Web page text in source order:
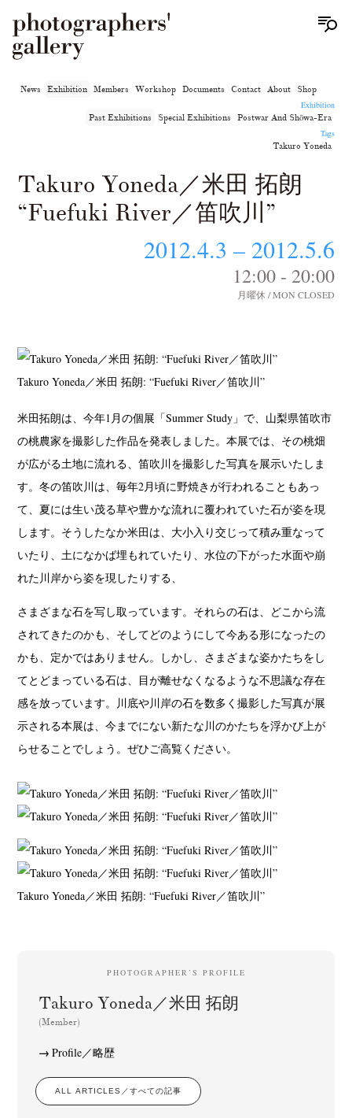
News Exhibition Members Workshop Documents Contact About
Shop
Exhibition
Past Exhibitions
Special Exhibitions
Postwar And Shōwa-Era
Tags
Takuro Yoneda
Takuro Yoneda／米田 拓朗
“Fuefuki River／笛吹川”
2012.4.3 – 2012.5.6
12:00 - 20:00
月曜休 / MON CLOSED
Takuro Yoneda／米田 拓朗: “Fuefuki River／笛吹川”
米田拓朗は、今年1月の個展「Summer Study」で、山梨県笛吹市
の桃農家を撮影した作品を発表しました。本展では、その桃畑
が広がる土地に流れる、笛吹川を撮影した写真を展示いたしま
す。冬の笛吹川は、毎年2月頃に野焼きが行われることもあっ
て、夏には生い茂る草や豊かな流れに覆われていた石が姿を現
します。そうしたなか米田は、大小入り交じって積み重なって
いたり、土になかば埋もれていたり、水位の下がった水面や崩
れた川岸から姿を現したりする、
さまざまな石を写し取っています。それらの石は、どこから流
されてきたのかも、そしてどのようにして今ある形になったの
かも、定かではありません。しかし、さまざまな姿かたちをし
てとどまっている石は、目が離せなくなるような不思議な存在
感を放っています。川底や川岸の石を数多く撮影した写真が展
示される本展は、今までにない新たな川のかたちを浮かび上が
らせることでしょう。ぜひご高覧ください。
Takuro Yoneda／米田 拓朗: “Fuefuki River／笛吹川”
PHOTOGRAPHER’S PROFILE
Takuro Yoneda／米田 拓朗
(Member)
Profile／略歴
ALL ARTICLES／すべての記事